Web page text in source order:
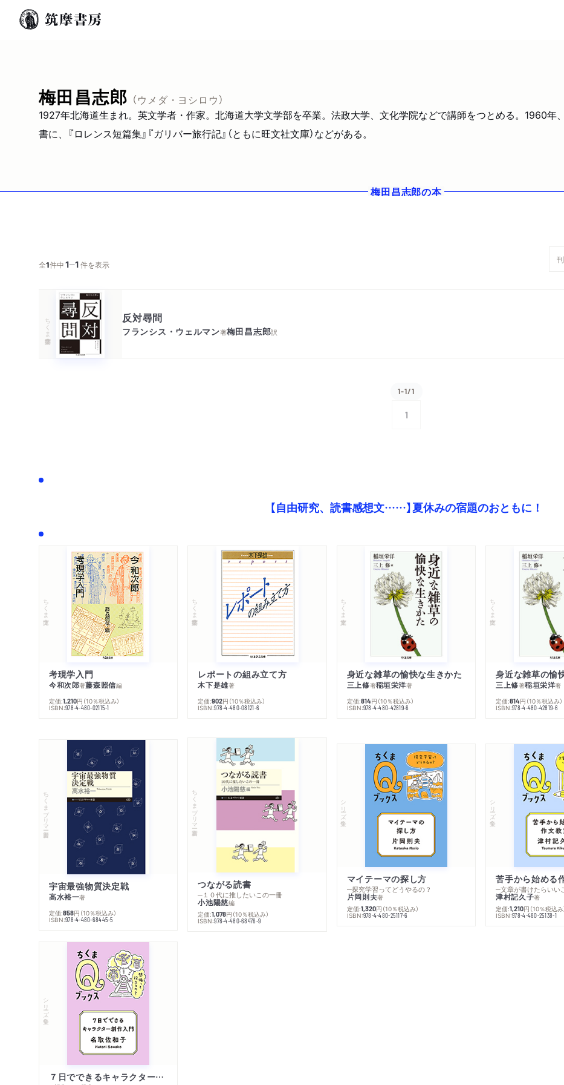
梅田昌志郎 （ウメダ・ヨシロウ）
1927年北海道生まれ。英文学者・作家。北海道大学文学部を卒業。法政大学、文化学院などで講師をつとめる。1960年
書に、『ロレンス短篇集』『ガリバー旅行記』（ともに旺文社文庫）などがある。
梅田昌志郎の本
全1件中1─1件を表示
ちくま学芸文庫 反対尋問
フランシス・ウェルマン著梅田昌志郎訳
1-1/1
1
【自由研究、読書感想文……】夏休みの宿題のおともに！
ちくま文庫
考現学入門
今和次郎著藤森照信編
定価:1,210円 （10％税込み）
ISBN:978-4-480-02115-1
ちくま学芸文庫
レポートの組み立て方
木下是雄著
定価:902円 （10％税込み）
ISBN:978-4-480-08121-6
ちくま文庫
身近な雑草の愉快な生きかた
三上修著稲垣栄洋著
定価:814円 （10％税込み）
ISBN:978-4-480-42819-6
ちくま文庫
身近な雑草の愉
三上修著稲垣栄洋著
定価:814円 （10％税込み）
ISBN:978-4-480-42819-6
ちくまプリマー新書
宇宙最強物質決定戦
高水裕一著
定価:858円 （10％税込み）
ISBN:978-4-480-68445-5
ちくまプリマー新書
つながる読書
─１０代に推したいこの一冊
小池陽慈編
定価:1,078円 （10％税込み）
ISBN:978-4-480-68476-9
シリーズ・全集
マイテーマの探し方
─探究学習ってどうやるの？
片岡則夫著
定価:1,320円 （10％税込み）
ISBN:978-4-480-25117-6
シリーズ・全集
苦手から始める
─文章が書けたらいい
津村記久子著
定価:1,210円 （10％税込み
ISBN:978-4-480-25138-1
シリーズ・全集
７日でできるキャラクター創作入門